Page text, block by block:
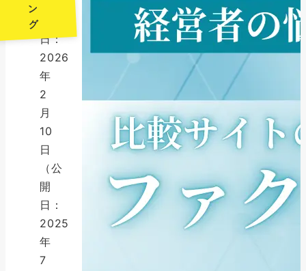
ン
グ
日：
2026
年
2
月
10
日
（公
開
日：
2025
年
7